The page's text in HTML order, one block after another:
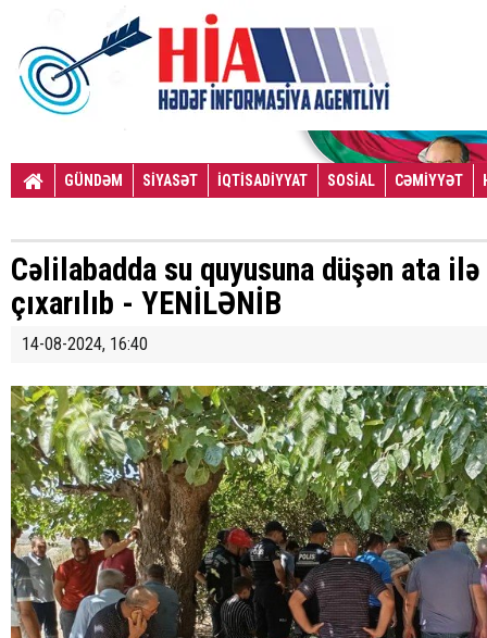
GÜNDƏM SİYASƏT İQTİSADİYYAT SOSİAL CƏMİYYƏT
Cəlilabadda su quyusuna düşən ata ilə
çıxarılıb - YENİLƏNİB
14-08-2024, 16:40